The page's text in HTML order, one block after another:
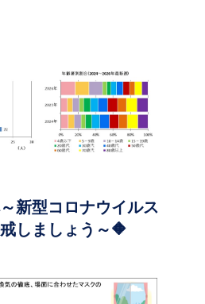
新型コロナウイルス
しましょう～🔶